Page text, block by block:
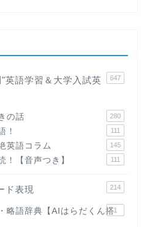
英語学習＆大学入試英
647
の話 280
！ 111
英語コラム 145
！【音声つき】 111
ド表現 214
略語辞典【AIはらだくん搭1